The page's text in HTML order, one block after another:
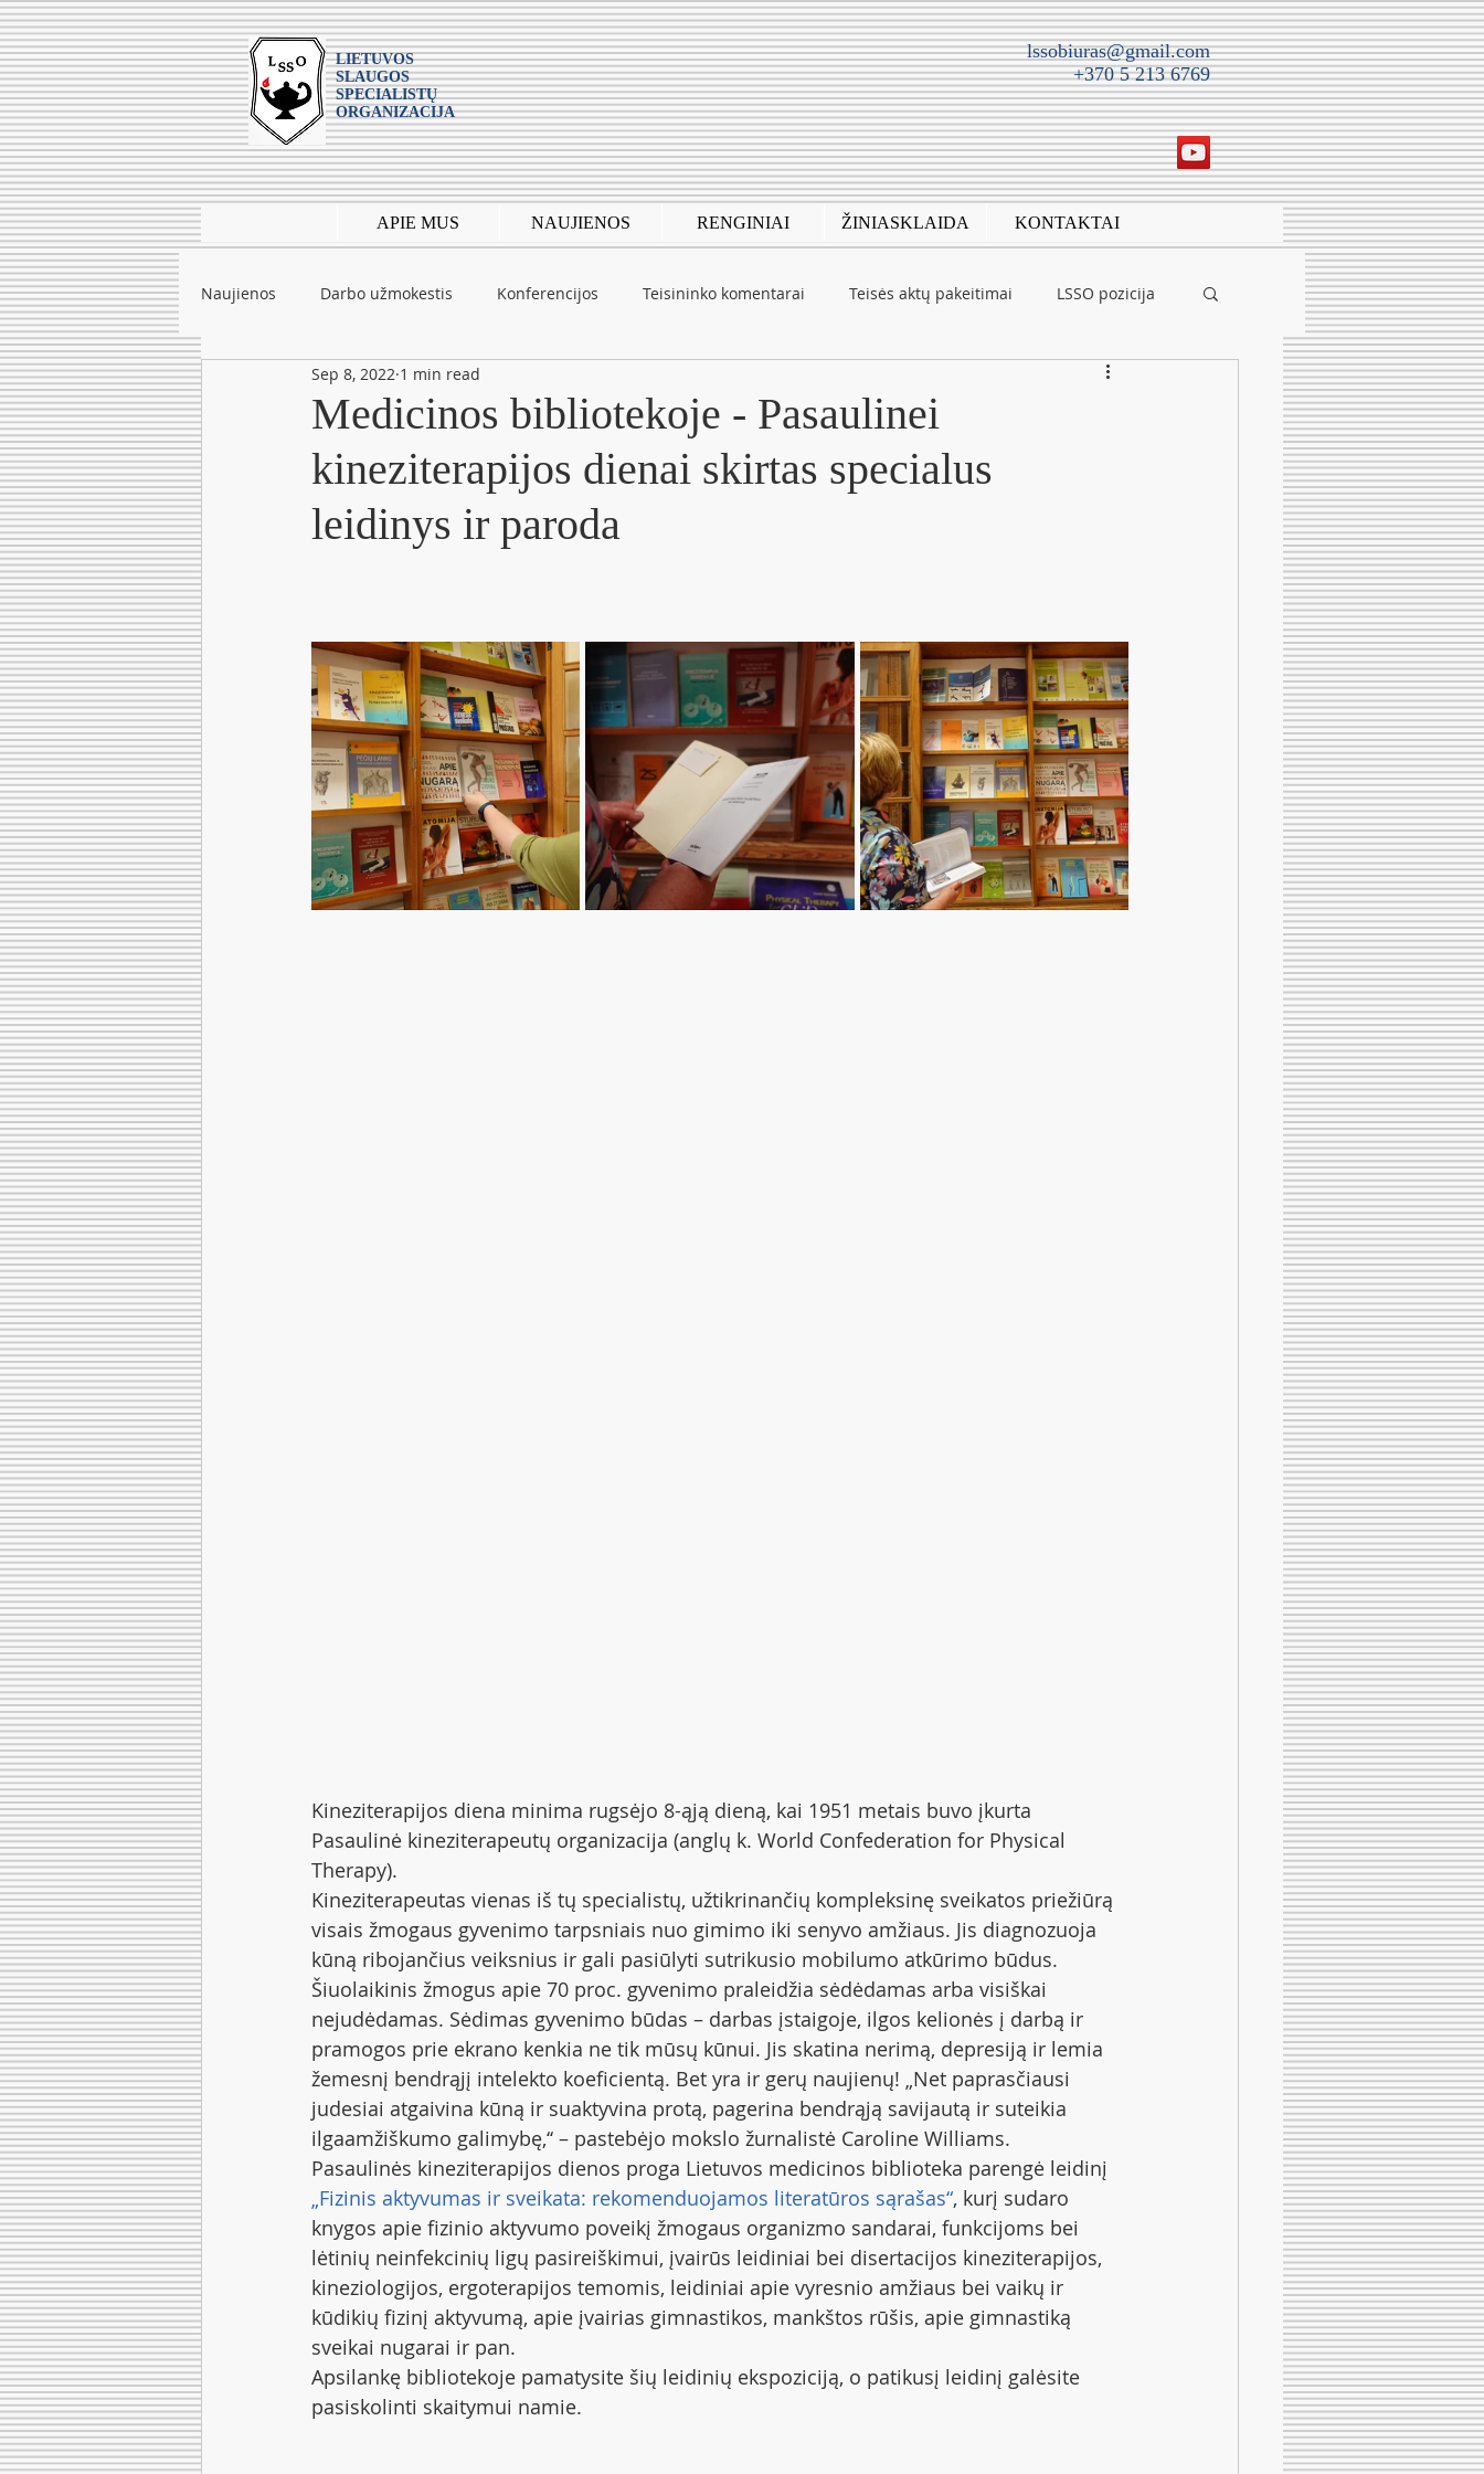
LIETUVOS
SLAUGOS
SPECIALISTŲ
ORGANIZACIJA
lssobiuras@gmail.com
+370 5 213 6769
APIE MUS NAUJIENOS RENGINIAI ŽINIASKLAIDA KONTAKTAI
Naujienos Darbo užmokestis Konferencijos Teisininko komentarai Teisės aktų pakeitimai LSSO pozicija
mokslas Tarptautinė patirtis
Medicinos bibliotekoje - Pasaulinei
kineziterapijos dienai skirtas specialus
leidinys ir paroda
Sep 8, 2022 1 min read
Kineziterapijos diena minima rugsėjo 8-ąją dieną, kai 1951 metais buvo įkurta
Pasaulinė kineziterapeutų organizacija (anglų k. World Confederation for Physical
Therapy).
Kineziterapeutas vienas iš tų specialistų, užtikrinančių kompleksinę sveikatos priežiūrą
visais žmogaus gyvenimo tarpsniais nuo gimimo iki senyvo amžiaus. Jis diagnozuoja
kūną ribojančius veiksnius ir gali pasiūlyti sutrikusio mobilumo atkūrimo būdus.
Šiuolaikinis žmogus apie 70 proc. gyvenimo praleidžia sėdėdamas arba visiškai
nejudėdamas. Sėdimas gyvenimo būdas – darbas įstaigoje, ilgos kelionės į darbą ir
pramogos prie ekrano kenkia ne tik mūsų kūnui. Jis skatina nerimą, depresiją ir lemia
žemesnį bendrąjį intelekto koeficientą. Bet yra ir gerų naujienų! „Net paprasčiausi
judesiai atgaivina kūną ir suaktyvina protą, pagerina bendrąją savijautą ir suteikia
ilgaamžiškumo galimybę,‘‘ – pastebėjo mokslo žurnalistė Caroline Williams.
Pasaulinės kineziterapijos dienos proga Lietuvos medicinos biblioteka parengė leidinį
„Fizinis aktyvumas ir sveikata: rekomenduojamos literatūros sąrašas“, kurį sudaro
knygos apie fizinio aktyvumo poveikį žmogaus organizmo sandarai, funkcijoms bei
lėtinių neinfekcinių ligų pasireiškimui, įvairūs leidiniai bei disertacijos kineziterapijos,
kineziologijos, ergoterapijos temomis, leidiniai apie vyresnio amžiaus bei vaikų ir
kūdikių fizinį aktyvumą, apie įvairias gimnastikos, mankštos rūšis, apie gimnastiką
sveikai nugarai ir pan.
Apsilankę bibliotekoje pamatysite šių leidinių ekspoziciją, o patikusį leidinį galėsite
pasiskolinti skaitymui namie.